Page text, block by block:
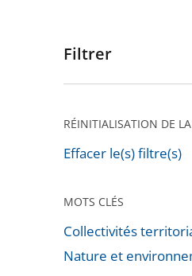
Passer
pour
après
Filtrer
RÉINITIALISATION DE
Effacer le(s) filtre(s)
MOTS CLÉS
Collectivités
Nature et